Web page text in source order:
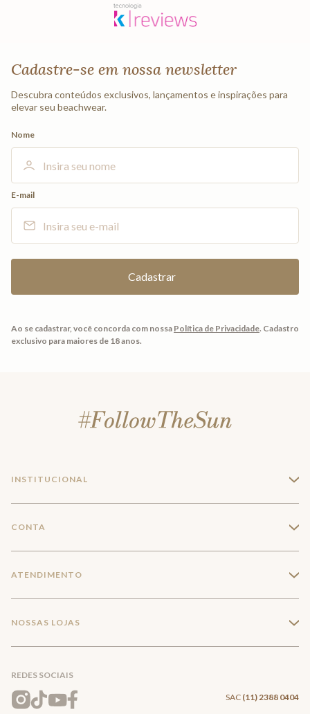
Cadastre-se em nossa newsletter
Descubra conteúdos exclusivos, lançamentos e inspirações para
elevar seu beachwear.
Nome
E-mail
Ao se cadastrar, você concorda com nossa Política de Privacidade. Cadastro
exclusivo para maiores de 18 anos.
INSTITUCIONAL +
Trabalhe conosco
Mapa do Site
CONTA +
Meus pedidos
Wishlist
ATENDIMENTO +
Entrega e Frete
NOSSAS LOJAS +
REDES SOCIAIS
SAC (11) 2388 0404